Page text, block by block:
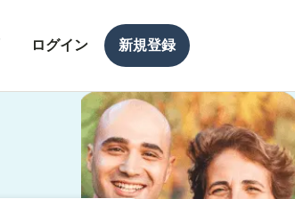
ログイン 新規登録